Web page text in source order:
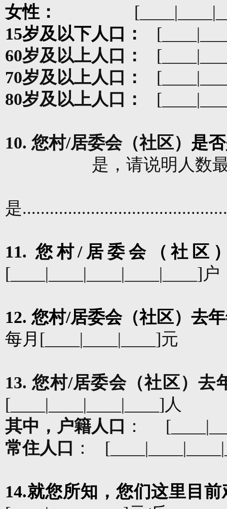
女性：
15岁及以下人口：
60岁及以上人口：
70岁及以上人口：
80岁及以上人口：
10. 您村/居委会（社区） 是
是，请说明人数
是
11. 您村/居委会（社区
[____|____|____|____|____] 户
12.您村/居委会（社区）去
每月 [____|____|____]元
13.您村/居委会（社区）去
[____|____|____|____] 人
其中，户籍人口
：
常住人口
：
14.就您所知，您们这里目